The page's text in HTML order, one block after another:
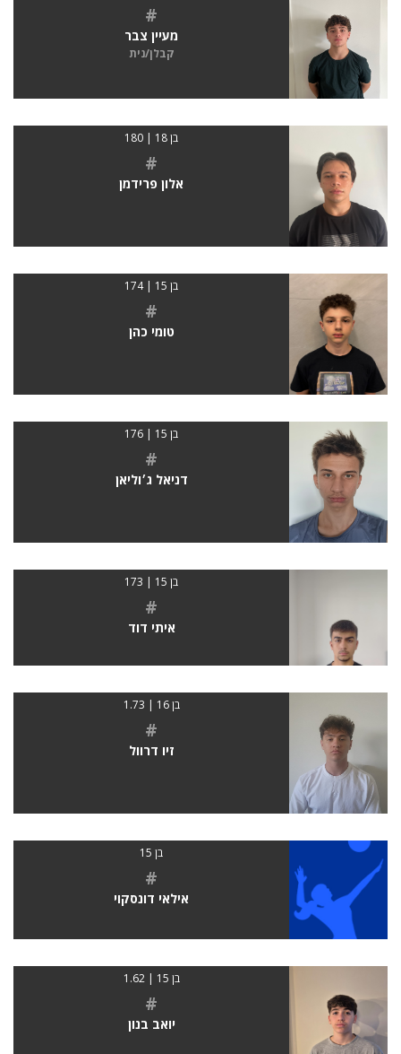
#
מעיין צבר
קבלן/נית
בן 18 | 180
#
אלון פרידמן
בן 15 | 174
#
טומי כהן
בן 15 | 176
#
דניאל ג׳וליאן
בן 15 | 173
#
איתי דוד
בן 16 | 1.73
#
זיו דרוול
בן 15
#
אילאי דונסקוי
בן 15 | 1.62
#
יואב בנון